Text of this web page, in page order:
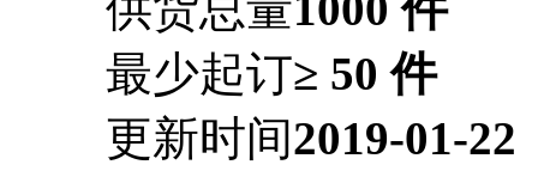
最少起订≥ 50 件
更新时间2019-01-22